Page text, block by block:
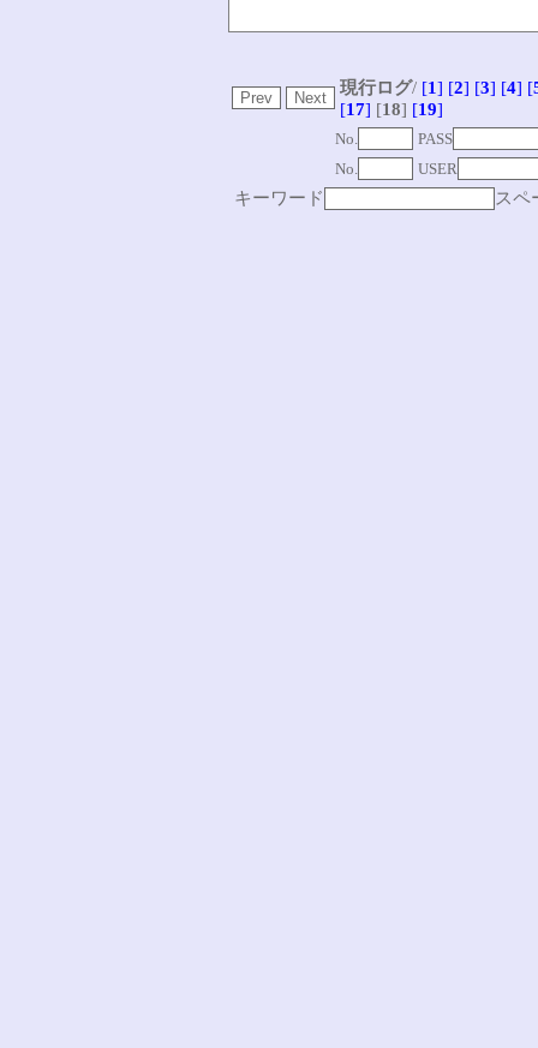
現行ログ/ [1] [2] [3] [4] [
[17] [18] [19]
No.
PASS
No.
USER
キーワード スペ